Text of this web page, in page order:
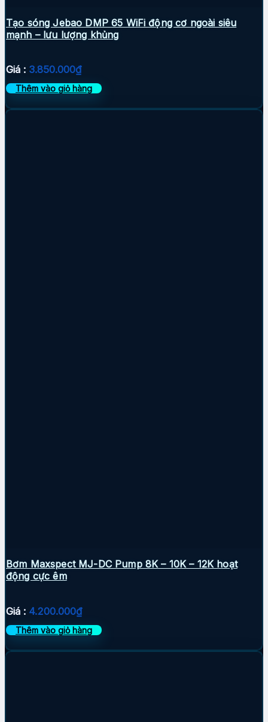
Tạo sóng Jebao DMP 65 WiFi động cơ ngoài siêu
mạnh – lưu lượng khủng
Giá : 3.850.000₫
Thêm vào giỏ hàng
Bơm Maxspect MJ-DC Pump 8K – 10K – 12K hoạt
động cực êm
Giá : 4.200.000₫
Thêm vào giỏ hàng